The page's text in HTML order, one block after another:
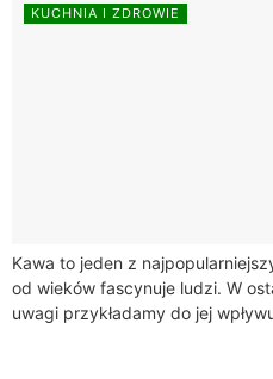
KUCHNIA I ZDROWIE
Kawa to jeden z
od wieków fascynuje ludzi. W
uwagi przykładamy do jej